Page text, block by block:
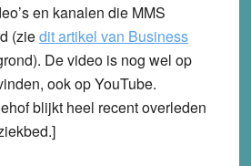
en kanalen die MMS
(ziedit artikel van Business
De video is nog wel op
ook op YouTube.
blijkt heel recent overleden